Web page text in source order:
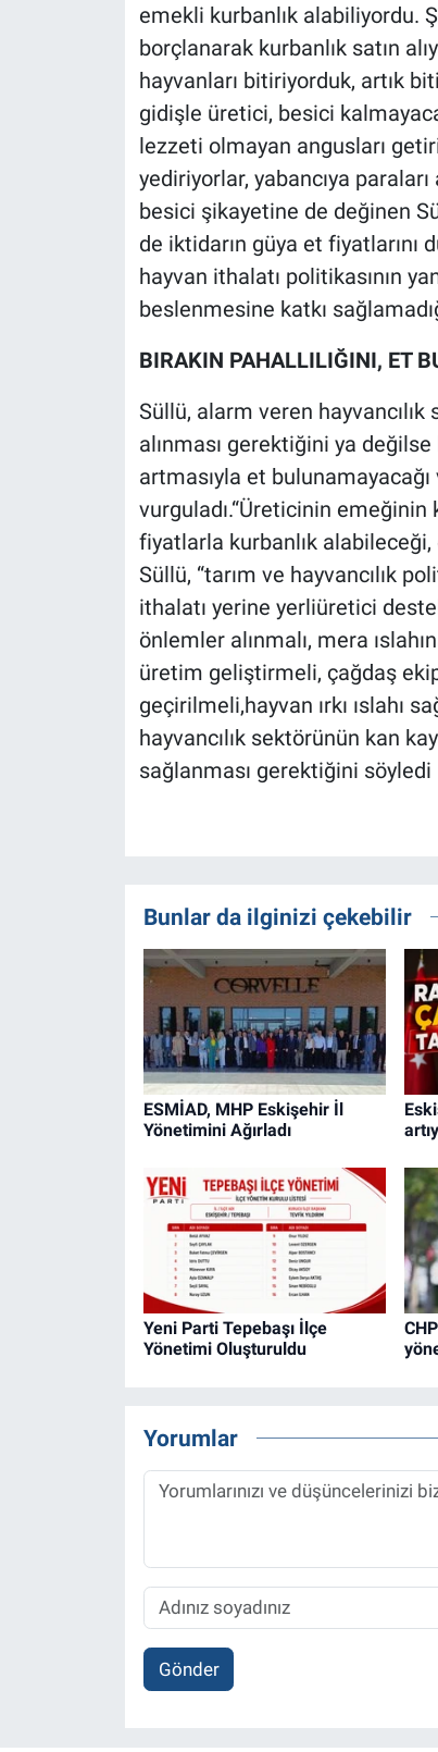
emekli kurbanlık alabiliyordu.
borçlanarak kurbanlık satın
hayvanları bitiriyorduk, artık
gidişle üretici, besici
lezzeti olmayan angusları
yediriyorlar, yabancıya
besici şikayetine de değinen
de iktidarın güya et
hayvan ithalatı politikasının
beslenmesine katkı
BIRAKIN PAHALLILIĞINI, ET
Süllü, alarm veren
alınması gerektiğini ya
artmasıyla et
vurguladı.“Üreticinin emeğinin
fiyatlarla kurbanlık
Süllü, “tarım ve hayvancılık
ithalatı yerine yerliüretici
önlemler alınmalı, mera
üretim geliştirmeli, çağdaş
geçirilmeli,hayvan ırkı ıslahı
hayvancılık sektörünün kan
sağlanması gerektiğini söyledi
Bunlar da ilginizi çekebilir
ESMİAD, MHP Eskişehir İl
Yönetimini Ağırladı
Yeni Parti Tepebaşı İlçe
Yönetimi Oluşturuldu
Yorumlar
Gönder